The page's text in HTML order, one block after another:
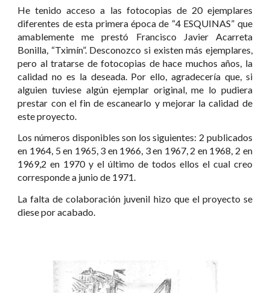
He tenido acceso a las fotocopias de 20 ejemplares
diferentes de esta primera época de “4 ESQUINAS” que
amablemente me prestó Francisco Javier Acarreta
Bonilla, “Tximín”. Desconozco si existen más ejemplares,
pero al tratarse de fotocopias de hace muchos años, la
calidad no es la deseada. Por ello, agradecería que, si
alguien tuviese algún ejemplar original, me lo pudiera
prestar con el fin de escanearlo y mejorar la calidad de
este proyecto.
Los números disponibles son los siguientes: 2 publicados
en 1964, 5 en 1965, 3 en 1966, 3 en 1967, 2 en 1968, 2 en
1969,2 en 1970 y el último de todos ellos el cual creo
corresponde a junio de 1971.
La falta de colaboración juvenil hizo que el proyecto se
diese por acabado.